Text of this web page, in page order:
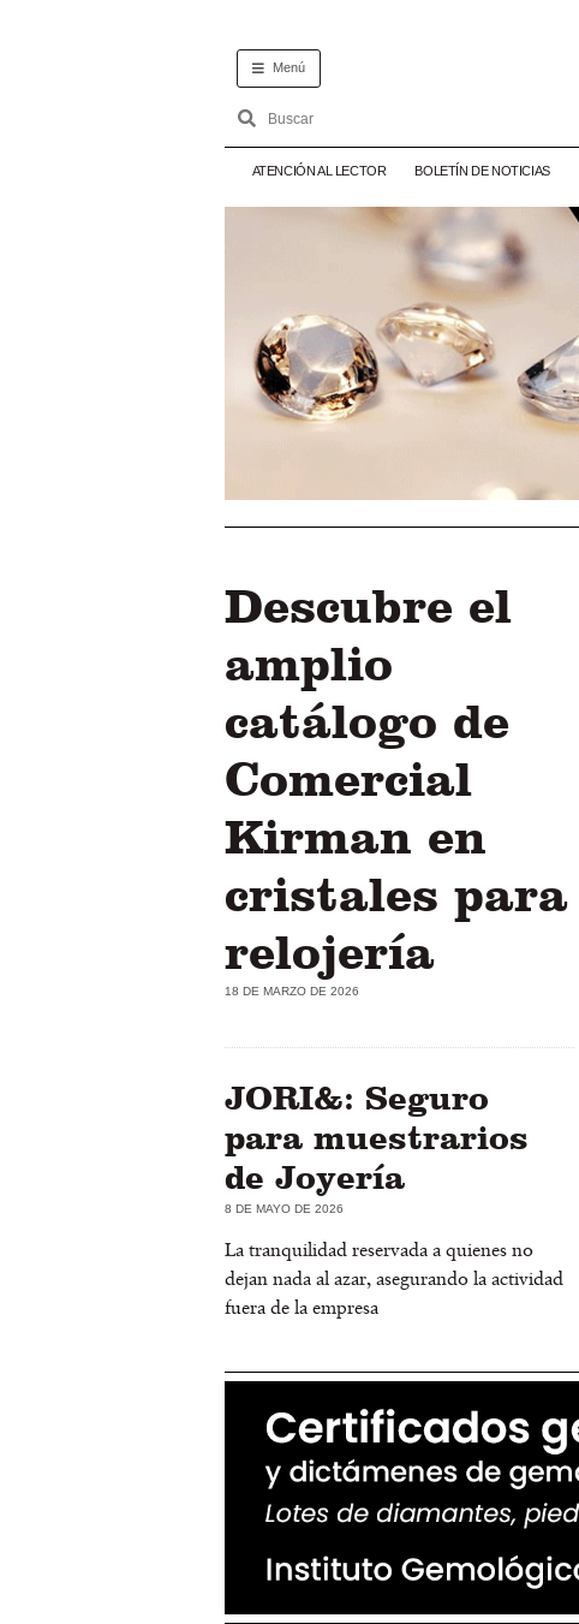
Menú
ATENCIÓN AL LECTOR BOLETÍN DE NOTICIAS
Descubre el
amplio
catálogo de
Comercial
Kirman en
cristales para
relojería
18 DE MARZO DE 2026
JORI&: Seguro
para muestrarios
de Joyería
8 DE MAYO DE 2026
La tranquilidad reservada a quienes no
dejan nada al azar, asegurando la actividad
fuera de la empresa